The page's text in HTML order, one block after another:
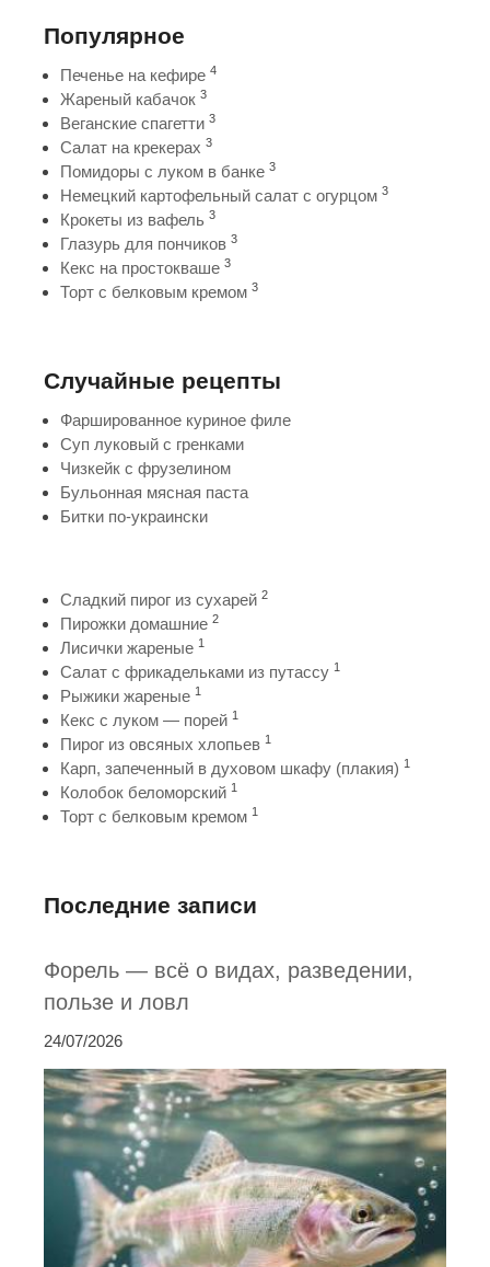
Популярное
Печенье на кефире 4
Жареный кабачок 3
Веганские спагетти 3
Салат на крекерах 3
Помидоры с луком в банке 3
Немецкий картофельный салат с огурцом 3
Крокеты из вафель 3
Глазурь для пончиков 3
Кекс на простокваше 3
Торт с белковым кремом 3
Случайные рецепты
Фаршированное куриное филе
Суп луковый с гренками
Чизкейк с фрузелином
Бульонная мясная паста
Битки по-украински
Сладкий пирог из сухарей 2
Пирожки домашние 2
Лисички жареные 1
Салат с фрикадельками из путассу 1
Рыжики жареные 1
Кекс с луком — порей 1
Пирог из овсяных хлопьев 1
Карп, запеченный в духовом шкафу (плакия) 1
Колобок беломорский 1
Торт с белковым кремом 1
Последние записи
Форель — всё о видах, разведении,
пользе и ловл
24/07/2026